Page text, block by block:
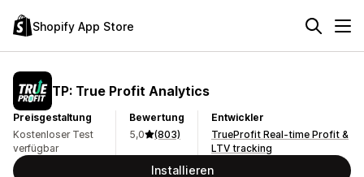
Shopify App Store
TP: True Profit Analytics
Preisgestaltung
Kostenloser Test
verfügbar
Bewertung
5,0
(803)
Entwickler
TrueProfit Real-time Profit &
LTV tracking
Installieren